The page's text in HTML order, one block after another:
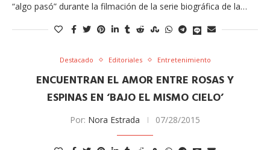
“algo pasó” durante la filmación de la serie biográfica de la…
Destacado Editoriales Entretenimiento
ENCUENTRAN EL AMOR ENTRE ROSAS Y
ESPINAS EN ‘BAJO EL MISMO CIELO’
Por: Nora Estrada 07/28/2015